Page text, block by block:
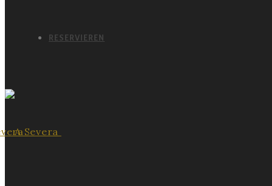
RESERVIEREN